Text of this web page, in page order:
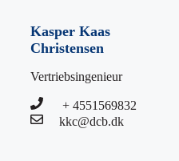
Kasper Kaas
Christensen
Vertriebsingenieur
+ 4551569832
kkc@dcb.dk